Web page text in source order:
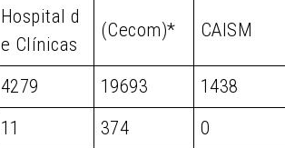
Hospital d
e Clínicas
(Cecom)* CAISM
4279 19693 1438
11 374 0